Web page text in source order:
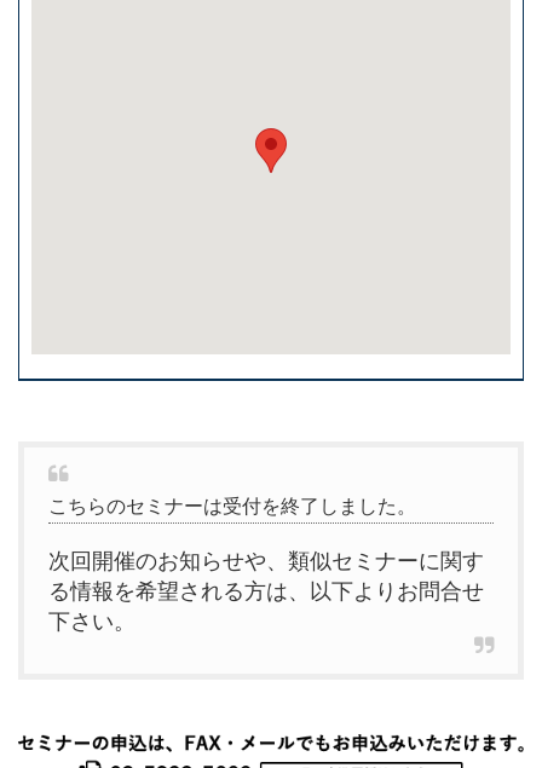
こちらのセミナーは受付を終了しました。
次回開催のお知らせや、類似セミナーに関す
る情報を希望される方は、以下よりお問合せ
下さい。